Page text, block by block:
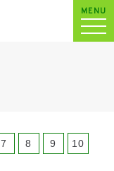
MENU
7 8 9
10